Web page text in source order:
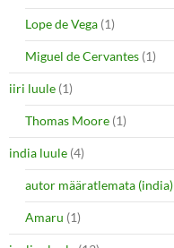
Lope de Vega (1)
Miguel de Cervantes (1)
iiri luule (1)
Thomas Moore (1)
india luule (4)
autor määratlemata (india)
Amaru (1)